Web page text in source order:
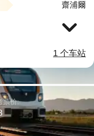
齋浦爾
1 个车站
票价: